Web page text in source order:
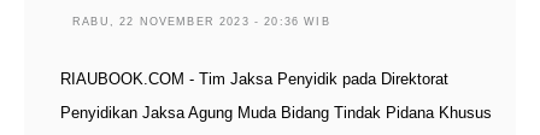
RABU, 22 NOVEMBER 2023 - 20:36 WIB
RIAUBOOK.COM - Tim Jaksa Penyidik pada Direktorat
Penyidikan Jaksa Agung Muda Bidang Tindak Pidana Khusus